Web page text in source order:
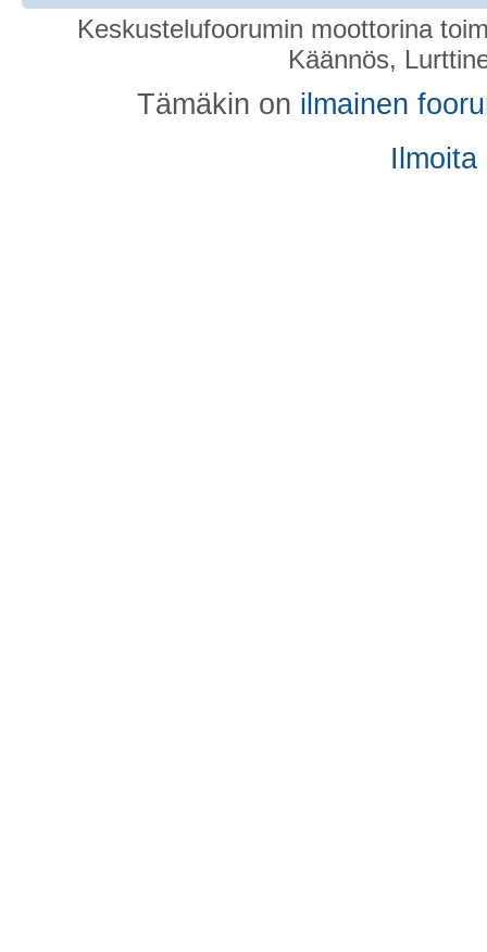
Keskustelufoorumin moottorina
Käännös,
Tämäkin on ilmainen